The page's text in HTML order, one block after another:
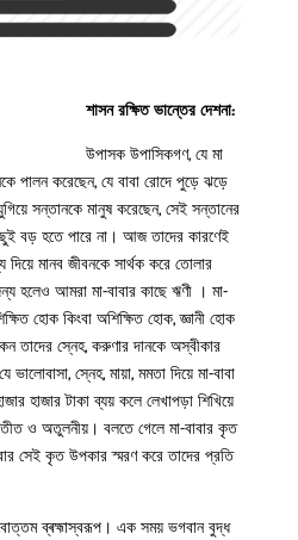
শাসন রক্ষিত ভান্তের দেশনা:
উপাসক উপাসিকগণ, যে মা
পালন করেছেন, যে বাবা রোদে পুড়ে ঝড়ে
সন্তানকে মানুষ করেছেন, সেই সন্তানের
বড় হতে পারে না। আজ তাদের কারণেই
দিয়ে মানব জীবনকে সার্থক করে তোলার
হলেও আমরা মা-বাবার কাছে ঋণী । মা-
হোক কিংবা অশিক্ষিত হোক, জ্ঞানী হোক
তাদের স্নেহ, করুণার দানকে অস্বীকার
স্নেহ, মায়া, মমতা দিয়ে মা-বাবা
হাজার টাকা ব্যয় কলে লেখাপড়া শিখিয়ে
ও অতুলনীয়। বলতে গেলে মা-বাবার কৃত
সেই কৃত উপকার স্মরণ করে তাদের প্রতি
ব্ৰহ্মাস্বরূপ। এক সময় ভগবান বুদ্ধ